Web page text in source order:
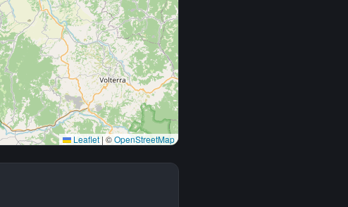
Leaflet | ©OpenStreetMap